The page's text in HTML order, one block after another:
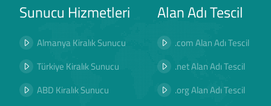
Sunucu Hizmetleri
Almanya Kiralık Sunucu
Türkiye Kiralık Sunucu
ABD Kiralık Sunucu
Alan Adı Tescil
.com Alan Adı Tescil
.net Alan Adı Tescil
.org Alan Adı Tescil